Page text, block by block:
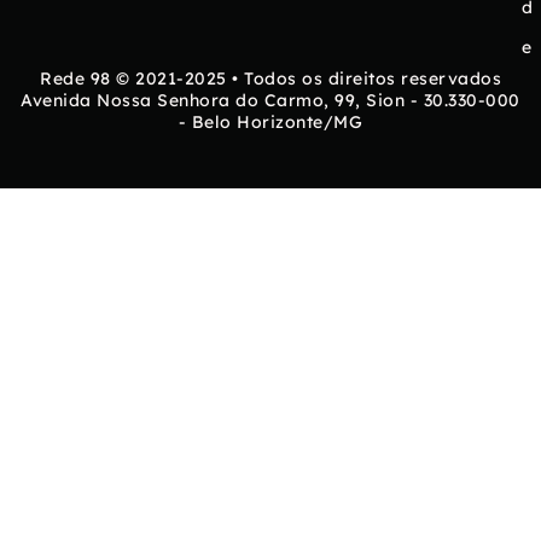
d
e
Rede 98 © 2021-2025 • Todos os direitos reservados
Avenida Nossa Senhora do Carmo, 99, Sion - 30.330-000
- Belo Horizonte/MG